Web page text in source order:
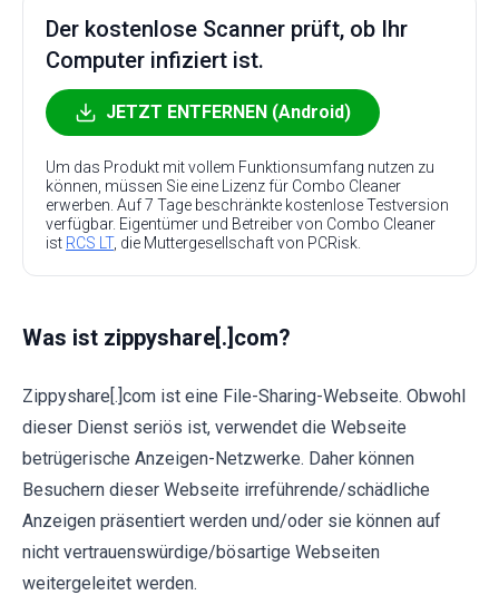
Der kostenlose Scanner prüft, ob Ihr
Computer infiziert ist.
JETZT ENTFERNEN (Android)
Um das Produkt mit vollem Funktionsumfang nutzen zu
können, müssen Sie eine Lizenz für Combo Cleaner
erwerben. Auf 7 Tage beschränkte kostenlose Testversion
verfügbar. Eigentümer und Betreiber von Combo Cleaner
ist RCS LT, die Muttergesellschaft von PCRisk.
Was ist zippyshare[.]com?
Zippyshare[.]com ist eine File-Sharing-Webseite. Obwohl
dieser Dienst seriös ist, verwendet die Webseite
betrügerische Anzeigen-Netzwerke. Daher können
Besuchern dieser Webseite irreführende/schädliche
Anzeigen präsentiert werden und/oder sie können auf
nicht vertrauenswürdige/bösartige Webseiten
weitergeleitet werden.